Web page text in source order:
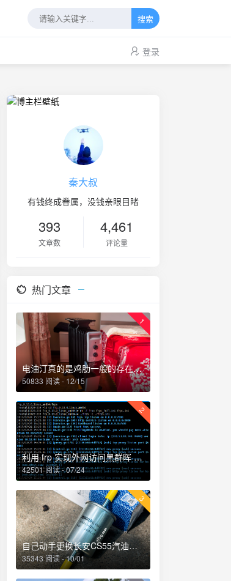
搜索
登录
秦大叔
有钱终成眷属，没钱亲眼目睹
393
文章数
4,461
评论量
热门文章
1
电油汀真的是鸡肋一般的存在，累觉不爱！
50833 阅读 - 12/15
2
利用 frp 实现外网访问黑群晖 NAS
42501 阅读 - 07/24
3
自己动手更换长安CS55汽油滤芯、机油和机油滤芯
35343 阅读 - 10/01